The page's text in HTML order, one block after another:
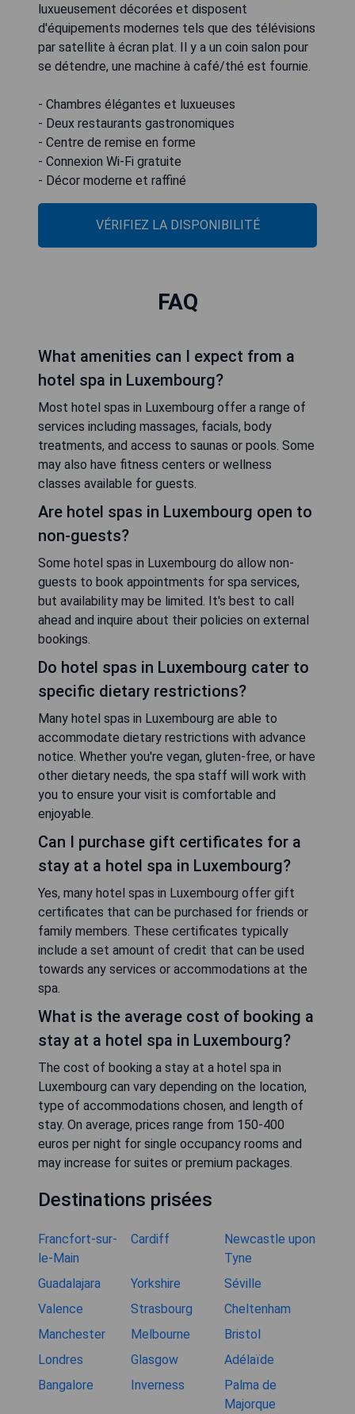
luxueusement décorées et disposent
d'équipements modernes tels que des télévisions
par satellite à écran plat. Il y a un coin salon pour
se détendre, une machine à café/thé est fournie.
- Chambres élégantes et luxueuses
- Deux restaurants gastronomiques
- Centre de remise en forme
- Connexion Wi-Fi gratuite
- Décor moderne et raffiné
VÉRIFIEZ LA DISPONIBILITÉ
FAQ
What amenities can I expect from a
hotel spa in Luxembourg?
Most hotel spas in Luxembourg offer a range of
services including massages, facials, body
treatments, and access to saunas or pools. Some
may also have fitness centers or wellness
classes available for guests.
Are hotel spas in Luxembourg open to
non-guests?
Some hotel spas in Luxembourg do allow non-
guests to book appointments for spa services,
but availability may be limited. It's best to call
ahead and inquire about their policies on external
bookings.
Do hotel spas in Luxembourg cater to
specific dietary restrictions?
Many hotel spas in Luxembourg are able to
accommodate dietary restrictions with advance
notice. Whether you're vegan, gluten-free, or have
other dietary needs, the spa staff will work with
you to ensure your visit is comfortable and
enjoyable.
Can I purchase gift certificates for a
stay at a hotel spa in Luxembourg?
Yes, many hotel spas in Luxembourg offer gift
certificates that can be purchased for friends or
family members. These certificates typically
include a set amount of credit that can be used
towards any services or accommodations at the
spa.
What is the average cost of booking a
stay at a hotel spa in Luxembourg?
The cost of booking a stay at a hotel spa in
Luxembourg can vary depending on the location,
type of accommodations chosen, and length of
stay. On average, prices range from 150-400
euros per night for single occupancy rooms and
may increase for suites or premium packages.
Destinations prisées
Francfort-sur-
le-Main
Cardiff
Newcastle upon
Tyne
Guadalajara
Yorkshire
Séville
Valence
Strasbourg
Cheltenham
Manchester
Melbourne
Bristol
Londres
Glasgow
Adélaïde
Bangalore
Inverness
Palma de
Majorque